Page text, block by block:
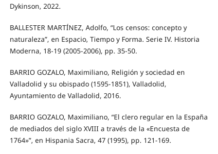
Dykinson, 2022.
BALLESTER MARTÍNEZ, Adolfo, “Los censos: concepto y
naturaleza”, en Espacio, Tiempo y Forma. Serie IV. Historia
Moderna, 18-19 (2005-2006), pp. 35-50.
BARRIO GOZALO, Maximiliano, Religión y sociedad en
Valladolid y su obispado (1595-1851), Valladolid,
Ayuntamiento de Valladolid, 2016.
BARRIO GOZALO, Maximiliano, “El clero regular en la España
de mediados del siglo XVIII a través de la «Encuesta de
1764»”, en Hispania Sacra, 47 (1995), pp. 121-169.